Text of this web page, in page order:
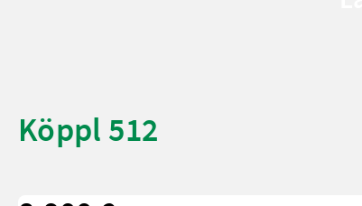
Köppl 512